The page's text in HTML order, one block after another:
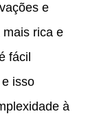
e
mais rica e
fácil
isso
à